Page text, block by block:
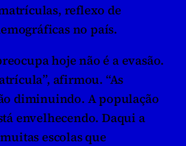
reflexo de
no país.
hoje não é a evasão.
afirmou. “As
diminuindo. A população
envelhecendo. Daqui a
escolas que